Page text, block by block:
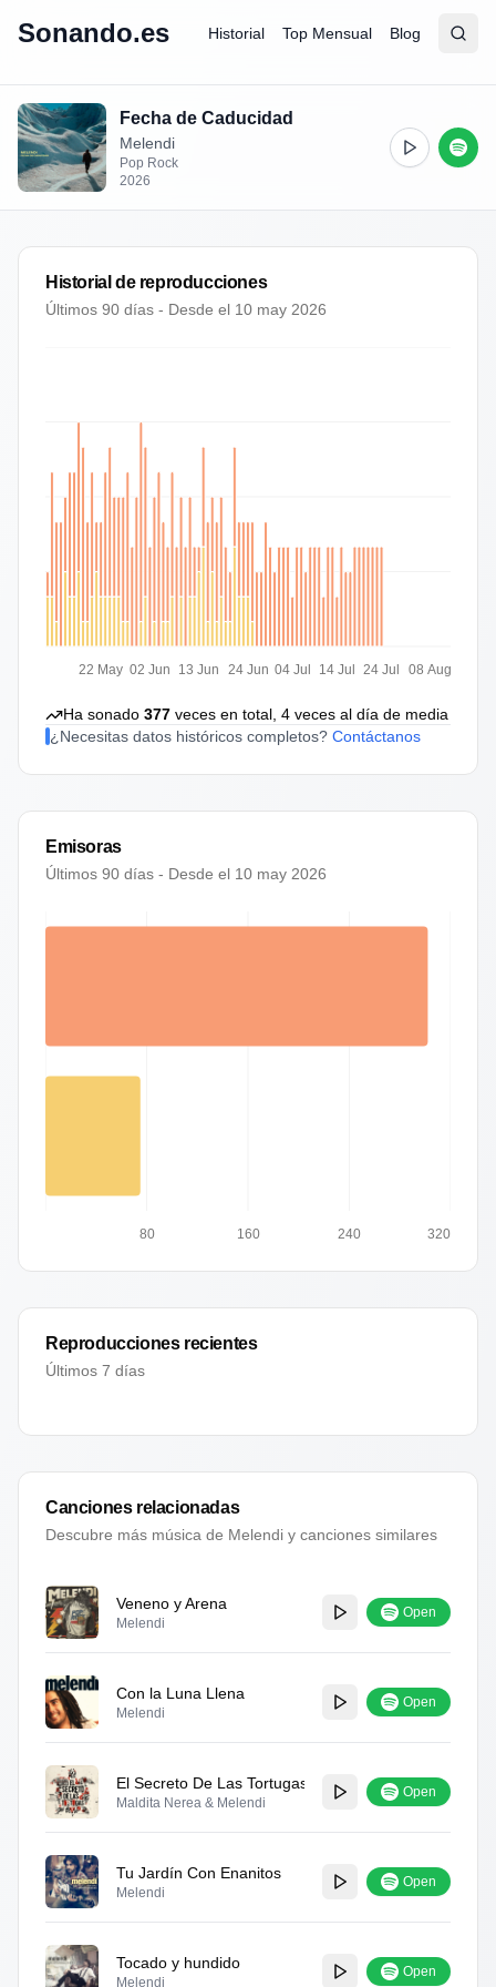
Sonando.es Historial Top Mensual Blog
Abrir
Fecha de Caducidad
Melendi
Pop Rock
2026
Historial de reproducciones
Últimos 90 días - Desde el 10 may 2026
22 May 02 Jun 13 Jun 24 Jun 04 Jul 14 Jul 24 Jul 08 Aug
Ha sonado 377 veces en total, 4 veces al día de media
¿Necesitas datos históricos completos? Contáctanos
Emisoras
Últimos 90 días - Desde el 10 may 2026
80 160 240 320
Reproducciones recientes
Últimos 7 días
Canciones relacionadas
Descubre más música de Melendi y canciones similares
Veneno y Arena
Melendi
Open
Con la Luna Llena
Melendi
Open
El Secreto De Las Tortugas (MN&M Edition)
Maldita Nerea & Melendi
Open
Tu Jardín Con Enanitos
Melendi
Open
Tocado y hundido
Melendi
Open